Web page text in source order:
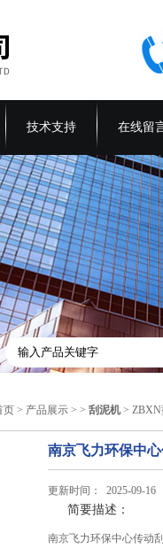
技术支持 在线留
页 > 产品展示 > >刮泥机 >
南京飞力环保中
更新时间： 2025-09-16
简要描述：
南京飞力环保中心传动